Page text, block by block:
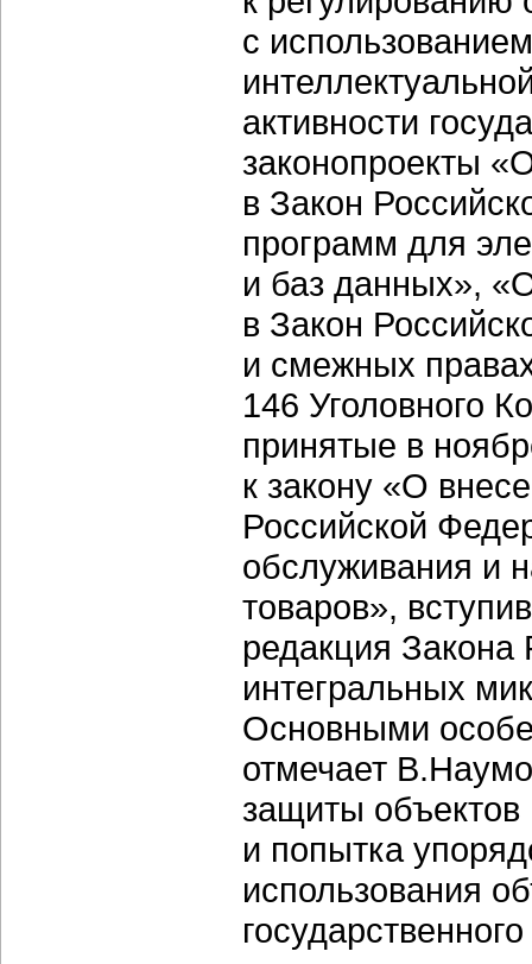
с
активности
законопроекты
в Закон
программ для
и баз данных»,
в Закон
и смежных
146 Уголовного
принятые в
к закону «О
Российской
обслуживания и
товаров»,
редакция
интегральных
Основными
отмечает
защиты объектов
и попытка
использования